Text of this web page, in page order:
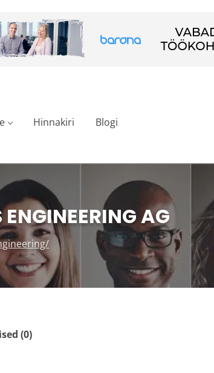
Hinnakiri Blogi
AG
(0)